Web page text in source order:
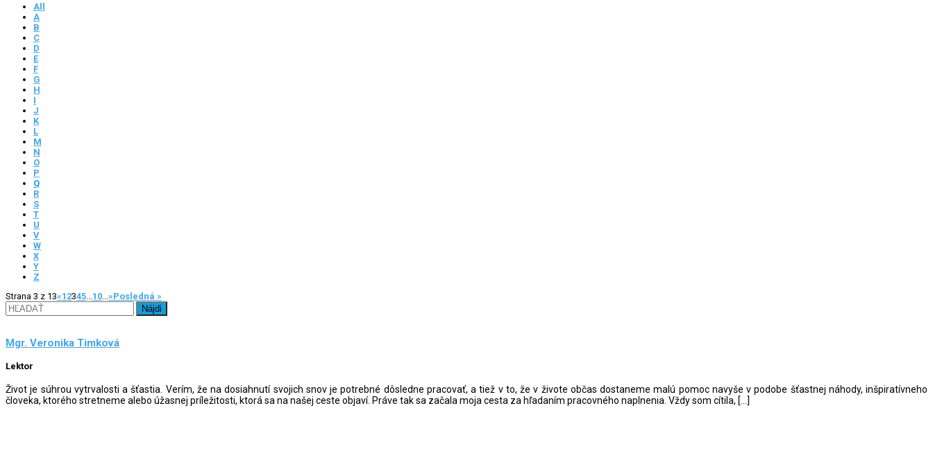
All
A
B
C
D
E
F
G
H
I
J
K
L
M
N
O
P
Q
R
S
T
U
V
W
X
Y
Z
Strana 3 z 13«1 2345 10 »Posledná »
Hľadať:
Mgr. Veronika Timková
Lektor
Život je súhrou vytrvalosti a šťastia. Verím, že na dosiahnutí svojich snov je potrebné dôsledne pracovať, a tiež v to, že v živote občas dostaneme malú pomoc navyše v podobe šťastnej náhody, inšpiratívneho
človeka, ktorého stretneme alebo úžasnej príležitosti, ktorá sa na našej ceste objaví. Práve tak sa začala moja cesta za hľadaním pracovného naplnenia. Vždy som cítila, […]